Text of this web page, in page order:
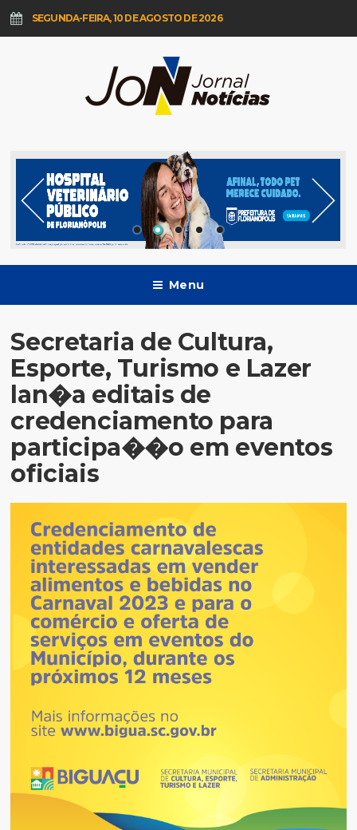
SEGUNDA-FEIRA, 10 DE AGOSTO DE 2026
Menu
Secretaria de Cultura,
Esporte, Turismo e Lazer
lan�a editais de
credenciamento para
participa��o em eventos
oficiais